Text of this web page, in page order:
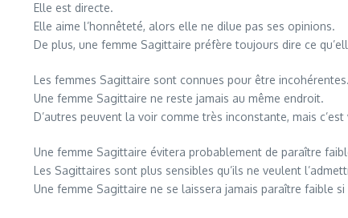
Elle est directe.
Elle aime l’honnêteté, alors elle ne dilue pas ses opinions.
De plus, une femme Sagittaire préfère toujours dire ce
Les femmes Sagittaire sont connues pour être incohérentes.
Une femme Sagittaire ne reste jamais au même endroit.
D’autres peuvent la voir comme très inconstante, mais
Une femme Sagittaire évitera probablement de paraître
Les Sagittaires sont plus sensibles qu’ils ne veulent
Une femme Sagittaire ne se laissera jamais paraître faible